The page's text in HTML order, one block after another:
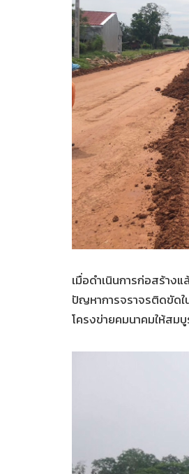
เมื่อดำเนินการก่อสร้าง
ปัญหาการจราจรติดขัดใ
โครงข่ายคมนาคมให้สม